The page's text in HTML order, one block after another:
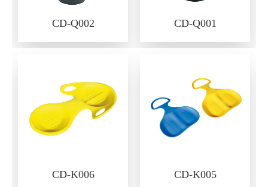
CD-Q002 CD-Q001
CD-K006 CD-K005